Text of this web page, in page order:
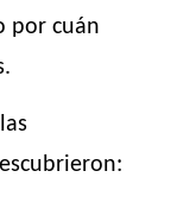
por cuán